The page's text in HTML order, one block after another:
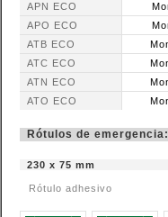
APN ECO
APO ECO
ATB ECO
ATC ECO
ATN ECO
ATO ECO
Rótulos de emergencia:
230 x 75 mm
Rótulo adhesivo